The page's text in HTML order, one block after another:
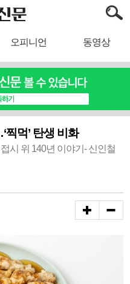
오피니언 동영상
먹’ 탄생 비화
시 위 140년 이야기- 신인철